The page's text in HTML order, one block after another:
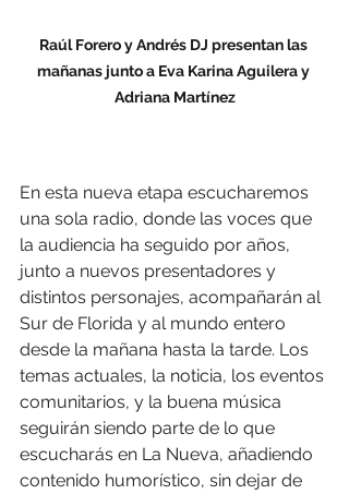
Raúl Forero y Andrés DJ presentan las
mañanas junto a Eva Karina Aguilera y
Adriana Martínez
En esta nueva etapa escucharemos
una sola radio, donde las voces que
la audiencia ha seguido por años,
junto a nuevos presentadores y
distintos personajes, acompañarán al
Sur de Florida y al mundo entero
desde la mañana hasta la tarde. Los
temas actuales, la noticia, los eventos
comunitarios, y la buena música
seguirán siendo parte de lo que
escucharás en La Nueva, añadiendo
contenido humorístico, sin dejar de